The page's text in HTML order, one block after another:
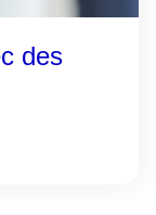
des